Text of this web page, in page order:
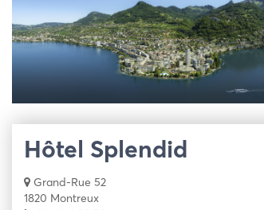
Hôtel Splendid
Grand-Rue 52
1820 Montreux